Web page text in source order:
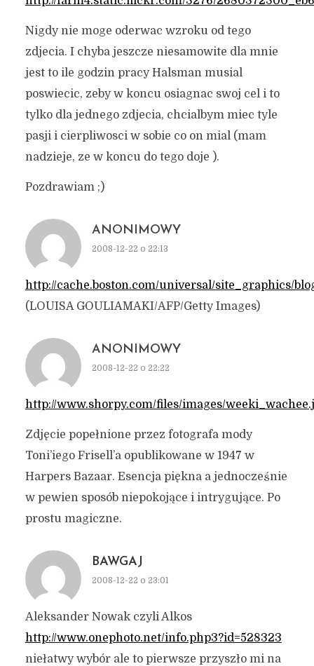
Nigdy nie moge oderwac wzroku od tego
zdjecia. I chyba jeszcze niesamowite dla mnie
jest to ile godzin pracy Halsman musial
poswiecic, zeby w koncu osiagnac swoj cel i to
tylko dla jednego zdjecia, chcialbym miec tyle
pasji i cierpliwosci w sobie co on mial (mam
nadzieje, ze w koncu do tego doje ).
Pozdrawiam ;)
ANONIMOWY
2008-12-22 o 22:13
http://cache.boston.com/universal/site_graphics/
(LOUISA GOULIAMAKI/AFP/Getty Images)
ANONIMOWY
2008-12-22 o 22:22
http://www.shorpy.com/files/images/
Zdjęcie popełnione przez fotografa mody
Toni’iego Frisell’a opublikowane w 1947 w
Harpers Bazaar. Esencja piękna a jednocześnie
w pewien sposób niepokojące i intrygujące. Po
prostu magiczne.
BAWGAJ
2008-12-22 o 23:01
Aleksander Nowak czyli Alkos
http://www.onephoto.net/info.php3?id=528323
niełatwy wybór ale to pierwsze przyszło mi na